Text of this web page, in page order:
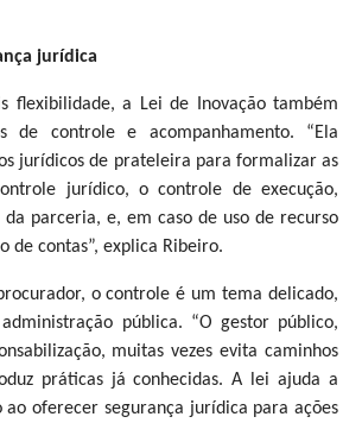
jurídica
flexibilidade, a Lei de Inovação também
de controle e acompanhamento. “Ela
jurídicos de prateleira para formalizar as
jurídico, o controle de execução,
parceria, e, em caso de uso de recurso
de contas”, explica Ribeiro.
o controle é um tema delicado,
pública. “O gestor público,
muitas vezes evita caminhos
práticas já conhecidas. A lei ajuda a
ao oferecer segurança jurídica para ações